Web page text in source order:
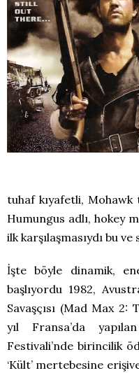
tuhaf kıyafetli,
Humungus adlı, hokey
ilk karşılaşmasıydı bu
İşte böyle dinamik,
başlıyordu 1982,
Savaşçısı (Mad Max
yıl Fransa’da
Festivali’nde birincilik
‘Kült’ mertebesine